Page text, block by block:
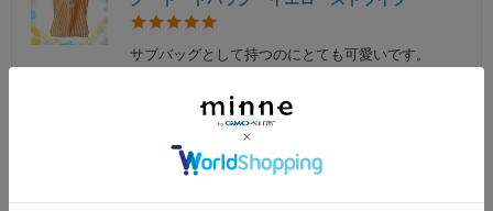
サブバッグとして持つのにとても可愛いです。
レビューありがとうございます！ これから春になってもぴっ
たりの雰囲気だと思うので、たくさん使ってもらえたら嬉し
いです★ ありがとうございました！